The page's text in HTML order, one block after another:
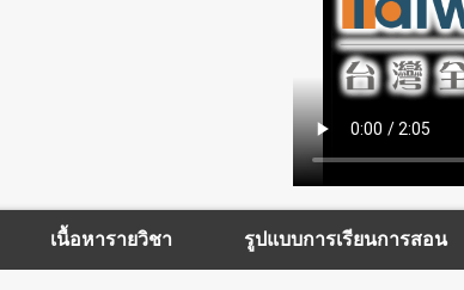
เนื้อหารายวิชา รูปแบบการเรียนการสอน